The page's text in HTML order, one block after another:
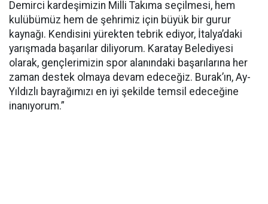
Demirci kardeşimizin Milli Takıma seçilmesi, hem
kulübümüz hem de şehrimiz için büyük bir gurur
kaynağı. Kendisini yürekten tebrik ediyor, İtalya’daki
yarışmada başarılar diliyorum. Karatay Belediyesi
olarak, gençlerimizin spor alanındaki başarılarına her
zaman destek olmaya devam edeceğiz. Burak’ın, Ay-
Yıldızlı bayrağımızı en iyi şekilde temsil edeceğine
inanıyorum.”